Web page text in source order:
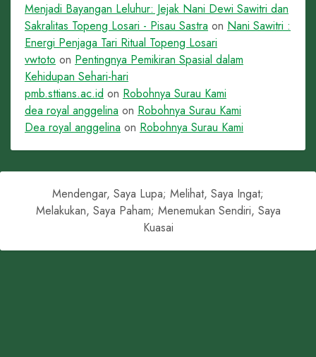
Menjadi Bayangan Leluhur: Jejak Nani Dewi Sawitri dan
Sakralitas Topeng Losari - Pisau Sastra on Nani Sawitri :
Energi Penjaga Tari Ritual Topeng Losari
vwtoto on Pentingnya Pemikiran Spasial dalam
Kehidupan Sehari-hari
pmb.sttians.ac.id on Robohnya Surau Kami
dea royal anggelina on Robohnya Surau Kami
Dea royal anggelina on Robohnya Surau Kami
Mendengar, Saya Lupa; Melihat, Saya Ingat;
Melakukan, Saya Paham; Menemukan Sendiri, Saya
Kuasai